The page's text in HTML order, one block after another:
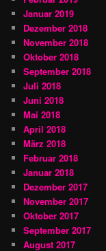
Januar 2019
Dezember 2018
November 2018
Oktober 2018
September 2018
Juli 2018
Juni 2018
Mai 2018
April 2018
März 2018
Februar 2018
Januar 2018
Dezember 2017
November 2017
Oktober 2017
September 2017
August 2017